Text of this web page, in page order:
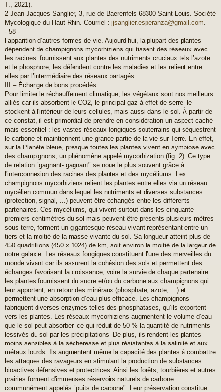
T., 2021).
2 Jean-Jacques Sanglier, 3, rue de Baerenfels 68300 Saint-Louis. Société
Mycologique du Haut-Rhin. Courriel : jjsanglier.esperanza@gmail.com
- 58 -
l’apparition d’autres formes de vie. Aujourd’hui, la plupart des plantes
dépendent de champignons mycorhiziens qui tissent des réseaux avec
les racines, fournissent aux plantes des nutriments cruciaux tels l’azote
et le phosphore, les défendent contre les maladies et les relient entre
elles par l’intermédiaire des réseaux partagés.
III – Échange de bons procédés
Pour limiter le réchauffement climatique, les végétaux sont nos meilleurs
alliés car ils absorbent le CO2, le principal gaz à effet de serre, le
stockent à l'intérieur de leurs cellules, mais aussi dans le sol. À partir de
ce constat, il est primordial de prendre en considération un aspect caché
mais essentiel : les vastes réseaux fongiques souterrains qui séquestrent
le carbone et maintiennent une grande partie de la vie sur Terre. En effet,
sur la Planète bleue, presque toutes les plantes vivent en symbiose avec
des champignons, un phénomène appelé mycorhization (fig. 2). Ce type
de relation "gagnant- gagnant" se noue le plus souvent grâce à
l'interconnexion des racines des plantes et des mycéliums. Les
champignons mycorhiziens relient les plantes entre elles via un réseau
mycélien commun dans lequel les nutriments et diverses substances
(protection, signal, ...) peuvent être échangés entre les différents
partenaires. Ces mycéliums, qui vivent surtout dans les cinquante
premiers centimètres du sol mais peuvent être présents plusieurs mètres
sous terre, forment un gigantesque réseau vivant représentant entre un
tiers et la moitié de la masse vivante du sol. Sa longueur atteint plus de
450 quadrillions (450 x 1024) de km, soit environ la moitié de la largeur de
notre galaxie. Les réseaux fongiques constituent l’une des merveilles du
monde vivant car ils assurent la cohésion des sols et permettent des
échanges favorisant la croissance, voire la survie de chaque partenaire :
les plantes fournissent du sucre et/ou du carbone aux champignons qui
leur apportent, en retour des minéraux (phosphate, azote, ...) et
permettent une absorption d’eau plus efficace. Les champignons
fabriquent diverses enzymes telles des phosphatases, qu’ils exportent
vers les plantes. Les réseaux mycorhiziens augmentent le volume d’eau
que le sol peut absorber, ce qui réduit de 50 % la quantité de nutriments
lessivés du sol par les précipitations. De plus, ils rendent les plantes
moins sensibles à la sécheresse et plus résistantes à la salinité et aux
métaux lourds. Ils augmentent même la capacité des plantes à combattre
les attaques des ravageurs en stimulant la production de substances
bioactives défensives et protectrices. Ainsi les forêts, tourbières et autres
prairies forment d'immenses réservoirs naturels de carbone
communément appelés "puits de carbone". Leur préservation constitue